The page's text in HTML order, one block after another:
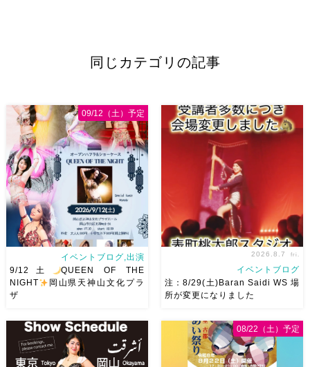
同じカテゴリの記事
2026/9/12(土)Ricoさん主催
QUEEN OF THE NIGHT岡山
県天神山文化プラザ Guestに女
イベントブログ,出演
9/12土
QUEEN OF THE
NIGHT
岡山県天神山文化プラ
ザ
09/12（土）予定
8/29（土）Baran Saidi WSお
申し込み多数につき会場変更し
ました♡ 表町桃太郎スタジオ
2026.8.7 fri.
イベントブログ
注：8/29(土)Baran Saidi WS 場
所が変更になりました
08/22（土）予定